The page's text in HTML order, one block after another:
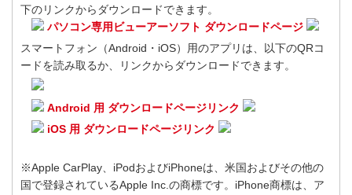
下のリンクからダウンロードできます。
パソコン専用ビューアーソフト ダウンロードページ
スマートフォン（Android・iOS）用のアプリは、以下のQRコ
ードを読み取るか、リンクからダウンロードできます。
Android 用 ダウンロードページリンク
iOS 用 ダウンロードページリンク
※Apple CarPlay、iPodおよびiPhoneは、米国およびその他の
国で登録されているApple Inc.の商標です。iPhone商標は、ア